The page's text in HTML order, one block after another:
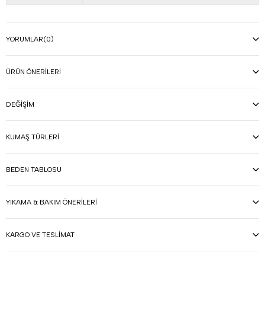
YORUMLAR(0)
ÜRÜN ÖNERILERI
DEĞIŞIM
KUMAŞ TÜRLERI
BEDEN TABLOSU
YIKAMA & BAKIM ÖNERILERI
KARGO VE TESLIMAT